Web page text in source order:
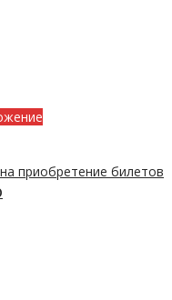
приобретение билетов